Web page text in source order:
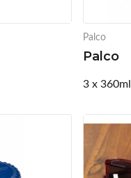
Palco
Palco
3 x 360ml